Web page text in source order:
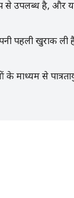
से उपलब्ध है, और
पहली खुराक ली
के माध्यम से